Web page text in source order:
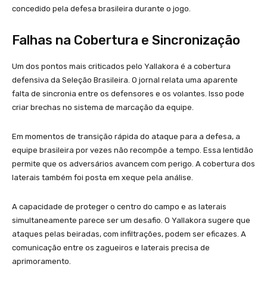
concedido pela defesa brasileira durante o jogo.
Falhas na Cobertura e Sincronização
Um dos pontos mais criticados pelo Yallakora é a cobertura
defensiva da Seleção Brasileira. O jornal relata uma aparente
falta de sincronia entre os defensores e os volantes. Isso pode
criar brechas no sistema de marcação da equipe.
Em momentos de transição rápida do ataque para a defesa, a
equipe brasileira por vezes não recompõe a tempo. Essa lentidão
permite que os adversários avancem com perigo. A cobertura dos
laterais também foi posta em xeque pela análise.
A capacidade de proteger o centro do campo e as laterais
simultaneamente parece ser um desafio. O Yallakora sugere que
ataques pelas beiradas, com infiltrações, podem ser eficazes. A
comunicação entre os zagueiros e laterais precisa de
aprimoramento.